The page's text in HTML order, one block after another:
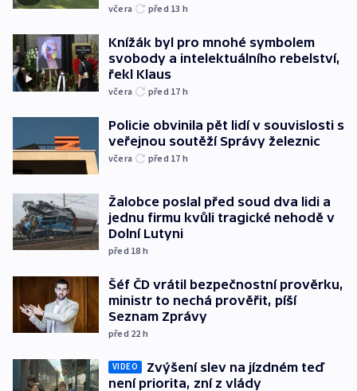
včera před 13 h
Knížák byl pro mnohé symbolem
svobody a intelektuálního rebelství,
řekl Klaus
včera před 17 h
Policie obvinila pět lidí v souvislosti s
veřejnou soutěží Správy železnic
včera před 17 h
Žalobce poslal před soud dva lidi a
jednu firmu kvůli tragické nehodě v
Dolní Lutyni
před 18 h
Šéf ČD vrátil bezpečnostní prověrku,
ministr to nechá prověřit, píší
Seznam Zprávy
před 22 h
VIDEO
Zvýšení slev na jízdném teď
není priorita, zní z vlády